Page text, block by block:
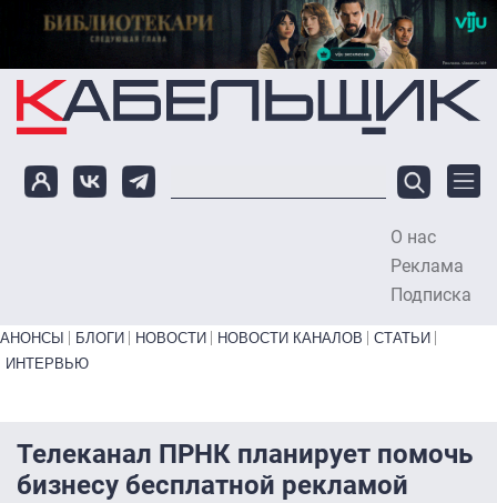
Перейти к основному содержанию
О нас
Реклама
Подписка
Primary links bottom
АНОНСЫ БЛОГИ НОВОСТИ НОВОСТИ КАНАЛОВ
СТАТЬИ
ИНТЕРВЬЮ
Телеканал ПРНК планирует помочь
бизнесу бесплатной рекламой